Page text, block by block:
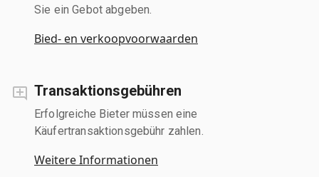
Sie ein Gebot abgeben.
Bied- en verkoopvoorwaarden
Transaktionsgebühren
Erfolgreiche Bieter müssen eine
Käufertransaktionsgebühr zahlen.
Weitere Informationen